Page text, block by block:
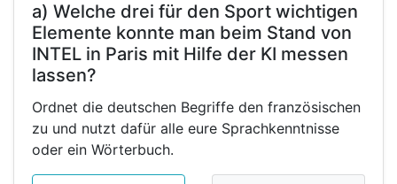
a) Welche drei für den Sport wichtigen
Elemente konnte man beim Stand von
INTEL in Paris mit Hilfe der KI messen
lassen?
Ordnet die deutschen Begriffe den französischen
zu und nutzt dafür alle eure Sprachkenntnisse
oder ein Wörterbuch.